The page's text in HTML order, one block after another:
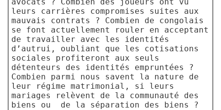
leurs carrières compromises suites aux
mauvais contrats ? Combien de congolais
se font actuellement rouler en acceptant
de travailler avec les identités
d’autrui, oubliant que les cotisations
sociales profiteront aux seuls
détenteurs des identités empruntées ?
Combien parmi nous savent la nature de
leur régime matrimonial, si leurs
mariages relèvent de la communauté des
biens ou
de la séparation des biens ?